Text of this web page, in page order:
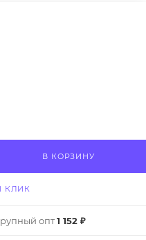
В КОРЗИНУ
КЛИК
опт1 152 ₽